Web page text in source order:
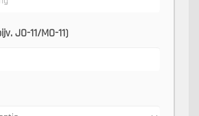
JO-11/MO-11)